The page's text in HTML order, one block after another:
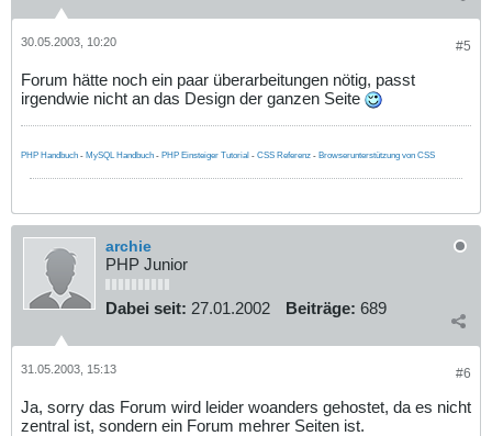
#5
30.05.2003, 10:20
Forum hätte noch ein paar überarbeitungen nötig, passt
irgendwie nicht an das Design der ganzen Seite
PHP Handbuch - MySQL Handbuch - PHP Einsteiger Tutorial - CSS Referenz - Browserunterstützung von CSS
archie
PHP Junior
Dabei seit: 27.01.2002 Beiträge: 689
#6
31.05.2003, 15:13
Ja, sorry das Forum wird leider woanders gehostet, da es nicht
zentral ist, sondern ein Forum mehrer Seiten ist.